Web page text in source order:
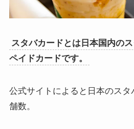
スタバカードとは日本国内の
ペイドカードです。
公式サイトによると日本のスタ
舗数。